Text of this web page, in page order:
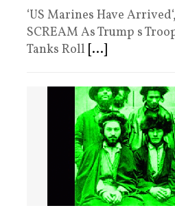
‘US Marines Have
SCREAM As Trump s
Tanks Roll [...]